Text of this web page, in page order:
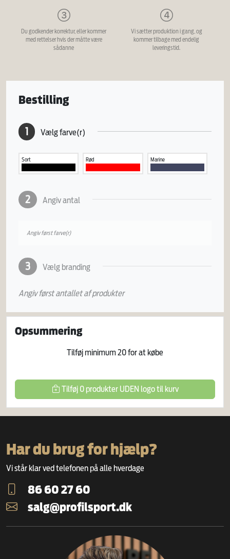
Du godkender korrektur, eller kommer
med rettelser hvis der måtte være
sådanne
Vi sætter produktion i gang, og
kommer tilbage med endelig
leveringstid.
Bestilling
1 Vælg farve(r)
Sort Rød Marine
2 Angiv antal
Angiv først farve(r)
3 Vælg branding
Angiv først antallet af produkter
Opsummering
Tilføj minimum20for at købe
Tilføj 0produkter UDEN logotil kurv
Har du brug for hjælp?
Vi står klar ved telefonen på alle hverdage
86 60 27 60
salg@profilsport.dk